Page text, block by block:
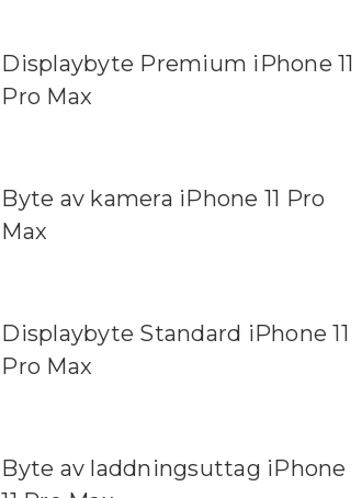
Displaybyte Premium iPhone 11
Pro Max
Byte av kamera iPhone 11 Pro
Max
Displaybyte Standard iPhone 11
Pro Max
Byte av laddningsuttag iPhone